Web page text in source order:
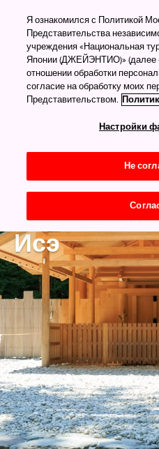
Миэ
Исэ
Я ознакомился с Политикой
Представительства
учреждения «Национальная
Японии (ДЖЕЙЭНТИО)» (далее
отношении обработки
согласие на обработку моих
Представительством.
Настройки
Не